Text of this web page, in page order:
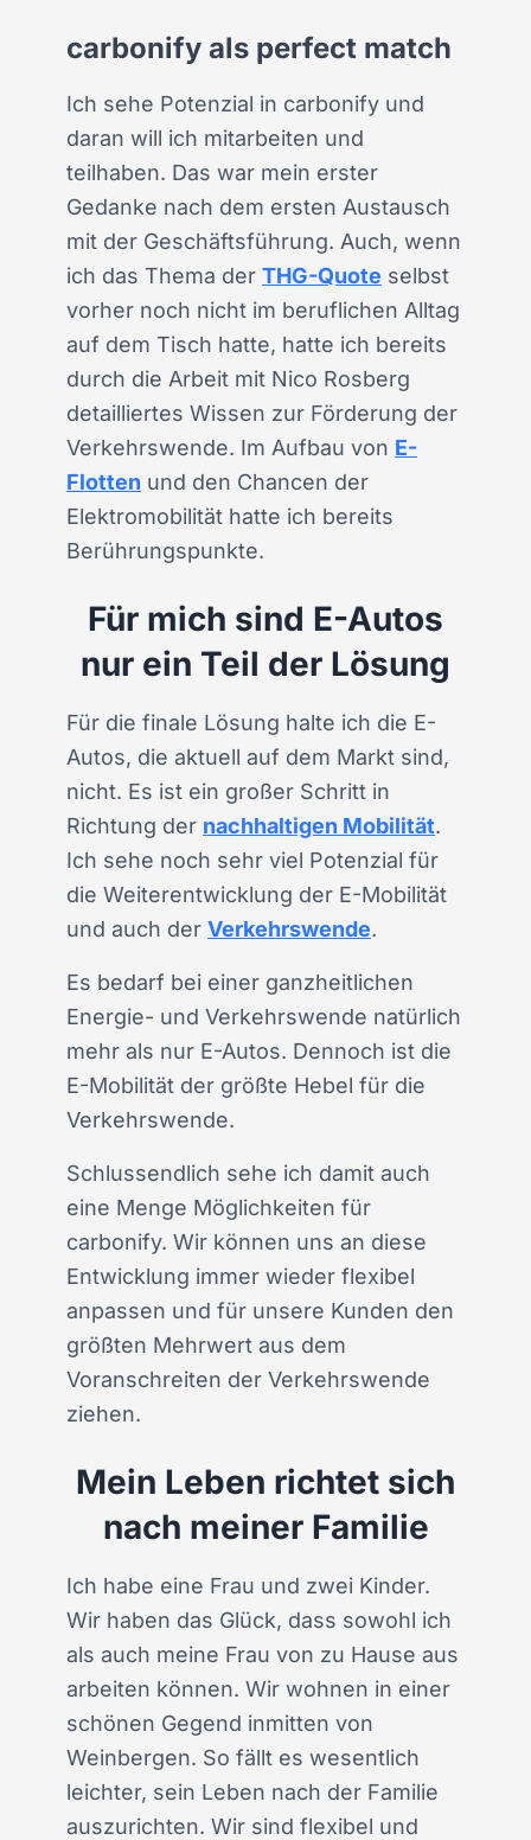
carbonify als perfect match
Ich sehe Potenzial in carbonify und
daran will ich mitarbeiten und
teilhaben. Das war mein erster
Gedanke nach dem ersten Austausch
mit der Geschäftsführung. Auch, wenn
ich das Thema der THG-Quote selbst
vorher noch nicht im beruflichen Alltag
auf dem Tisch hatte, hatte ich bereits
durch die Arbeit mit Nico Rosberg
detailliertes Wissen zur Förderung der
Verkehrswende. Im Aufbau von E-
Flotten und den Chancen der
Elektromobilität hatte ich bereits
Berührungspunkte.
Für mich sind E-Autos
nur ein Teil der Lösung
Für die finale Lösung halte ich die E-
Autos, die aktuell auf dem Markt sind,
nicht. Es ist ein großer Schritt in
Richtung der nachhaltigen Mobilität.
Ich sehe noch sehr viel Potenzial für
die Weiterentwicklung der E-Mobilität
und auch der Verkehrswende.
Es bedarf bei einer ganzheitlichen
Energie- und Verkehrswende natürlich
mehr als nur E-Autos. Dennoch ist die
E-Mobilität der größte Hebel für die
Verkehrswende.
Schlussendlich sehe ich damit auch
eine Menge Möglichkeiten für
carbonify. Wir können uns an diese
Entwicklung immer wieder flexibel
anpassen und für unsere Kunden den
größten Mehrwert aus dem
Voranschreiten der Verkehrswende
ziehen.
Mein Leben richtet sich
nach meiner Familie
Ich habe eine Frau und zwei Kinder.
Wir haben das Glück, dass sowohl ich
als auch meine Frau von zu Hause aus
arbeiten können. Wir wohnen in einer
schönen Gegend inmitten von
Weinbergen. So fällt es wesentlich
leichter, sein Leben nach der Familie
auszurichten. Wir sind flexibel und